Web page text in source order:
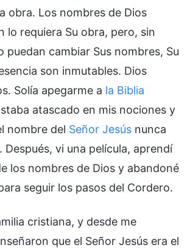
obra. Los nombres de Dios
lo requiera Su obra, pero, sin
puedan cambiar Sus nombres, Su
son inmutables. Dios
Solía apegarme a la Biblia
atascado en mis nociones y
nombre del Señor Jesús nunca
Después, vi una película, aprendí
los nombres de Dios y abandoné
seguir los pasos del Cordero.
cristiana, y desde me
que el Señor Jesús era el